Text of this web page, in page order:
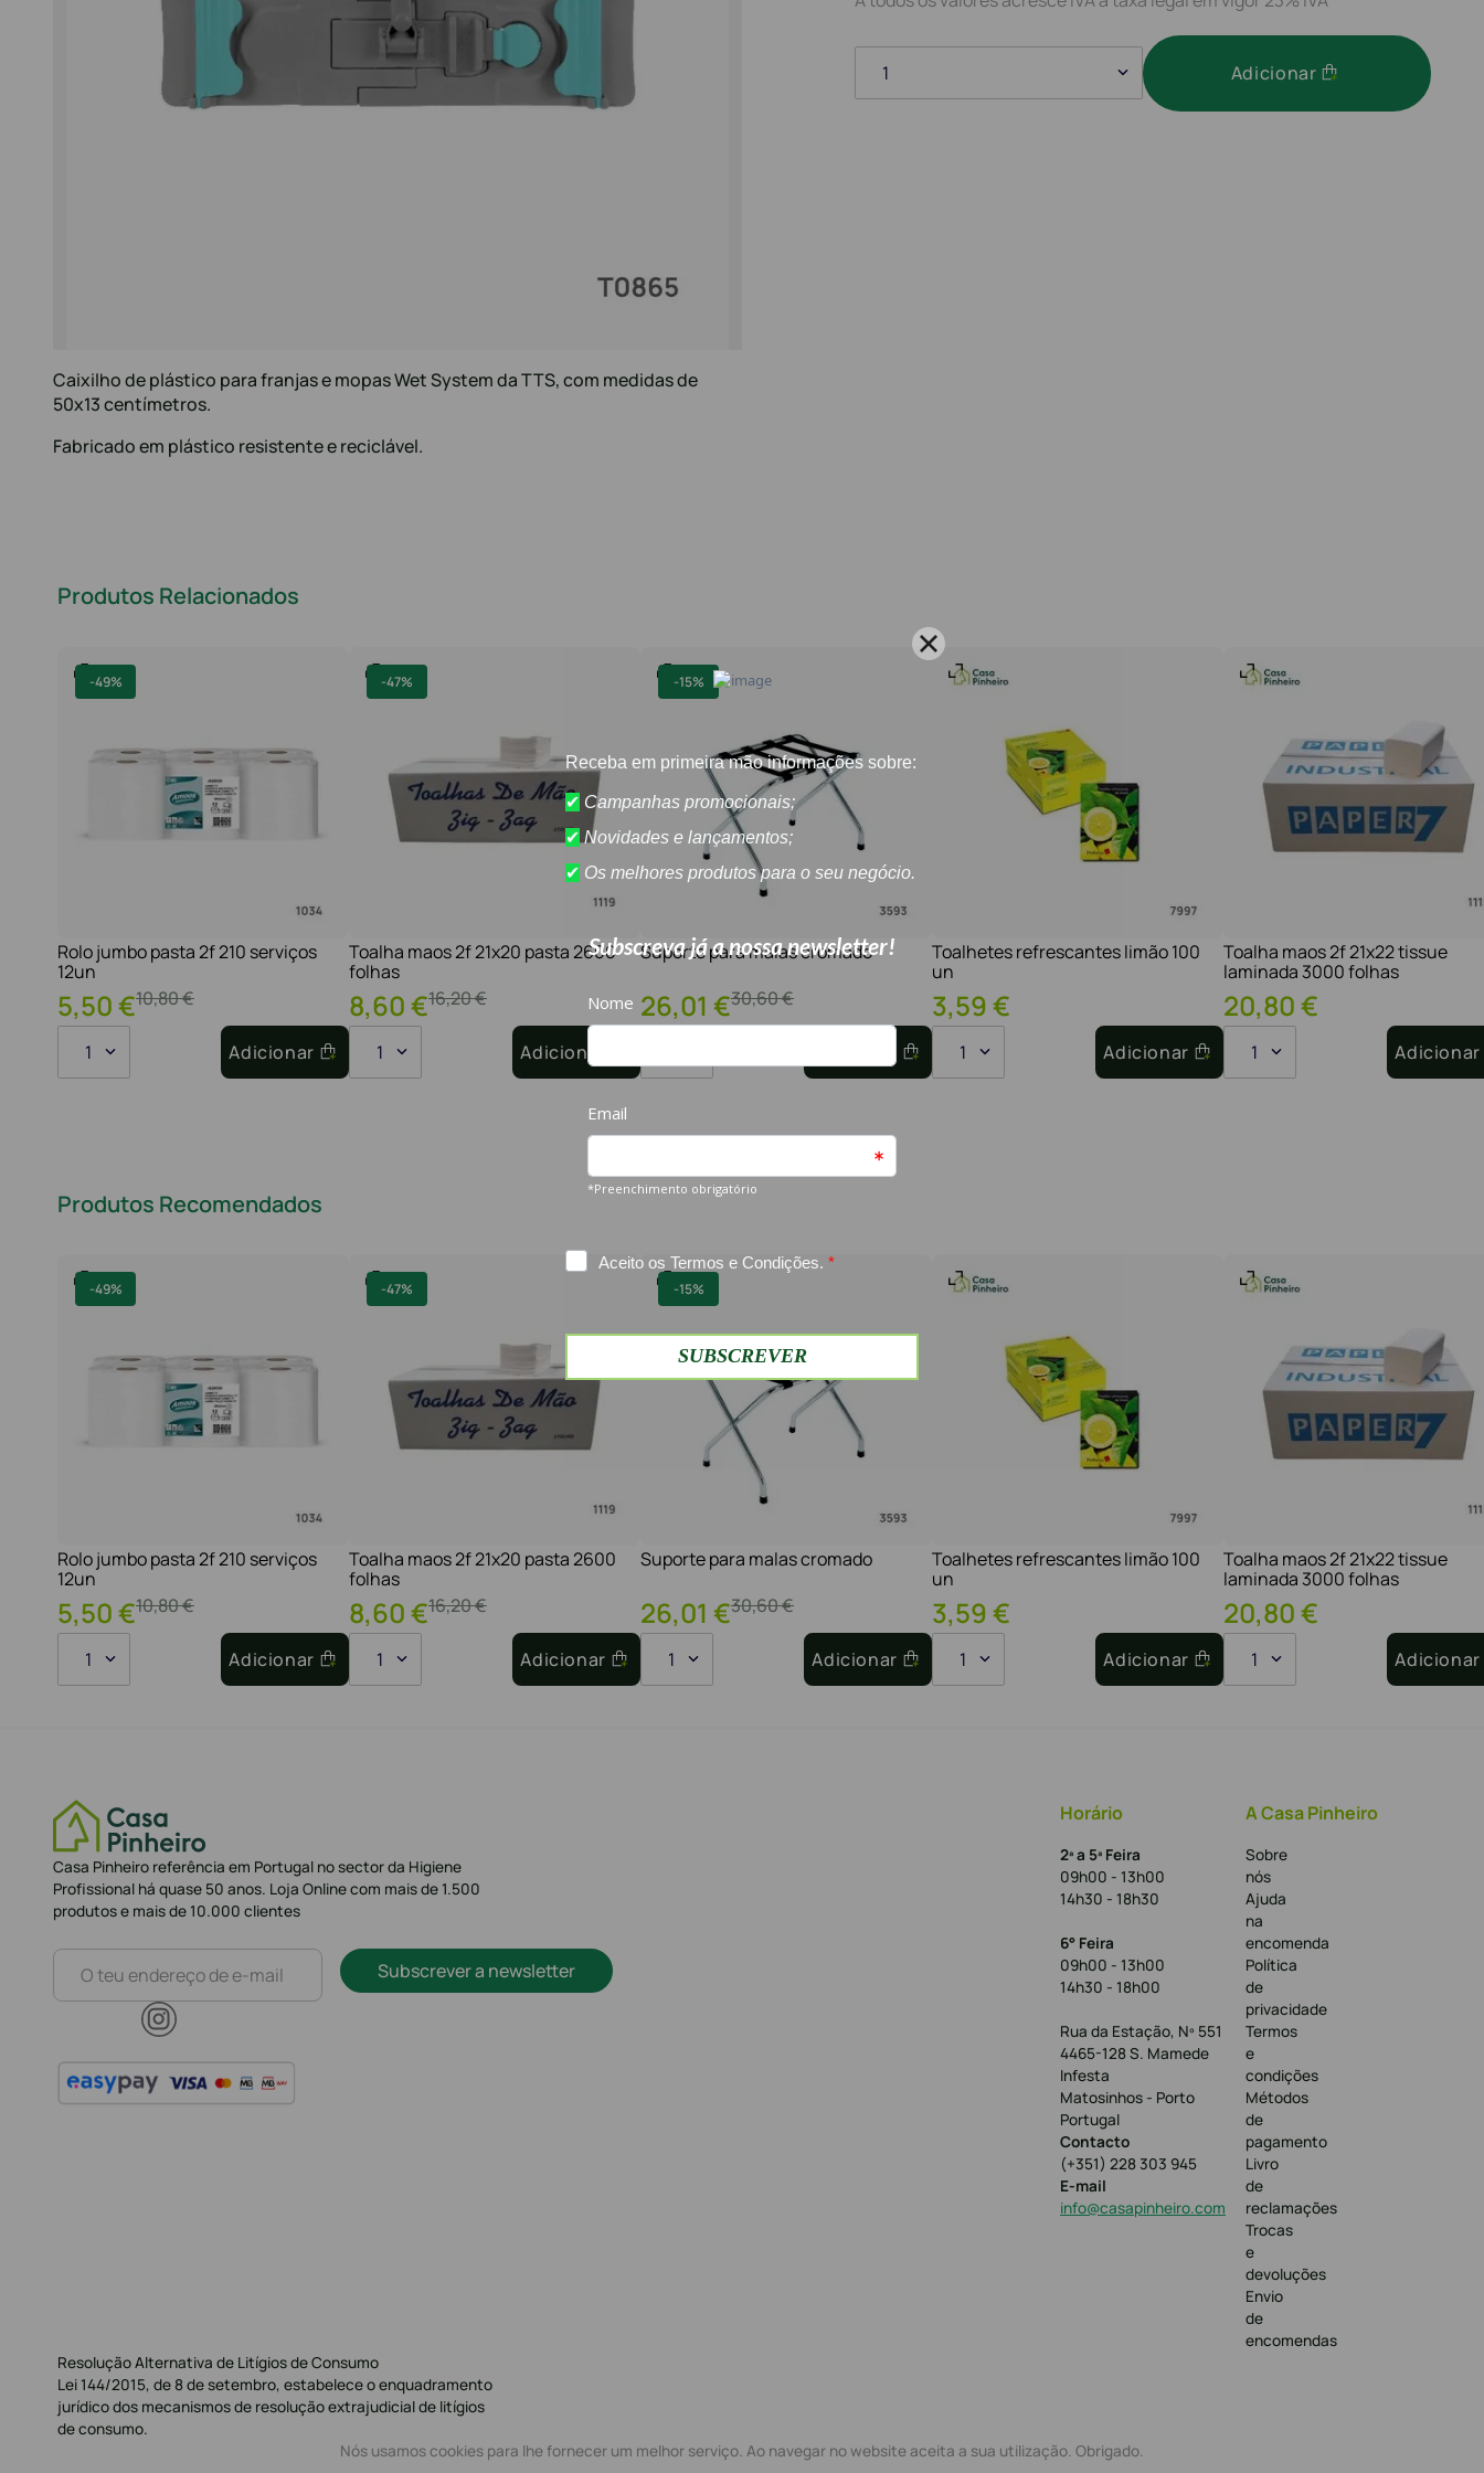
Caixilho de plástico para franjas e mopas Wet System da TTS, com medidas de
50x13 centímetros.
Fabricado em plástico resistente e reciclável.
1 Adicionar
Produtos Relacionados
-49%
Rolo jumbo pasta 2f 210 serviços
12un
10,80€
5,50€
1 Adicionar
-47%
Toalha maos 2f 21x20 pasta 2600
folhas
16,20€
8,60€
1 Adicionar
-15%
Suporte para malas cromado
30,60€
26,01 €
Toalhetes refrescantes limão 100
un
3,59€
1 Adicionar
Toalha maos 2f 21x22 tissue
laminada 3000 folhas
20,80€
1 Adicionar
Produtos Recomendados
-49%
Rolo jumbo pasta 2f 210 serviços
12un
10,80€
5,50€
1 Adicionar
-47%
Toalha maos 2f 21x20 pasta 2600
folhas
16,20€
8,60€
1 Adicionar
-15%
Suporte para malas cromado
30,60€
26,01 €
1 Adicionar
Toalhetes refrescantes limão 100
un
3,59€
1 Adicionar
Toalha maos 2f 21x22 tissue
laminada 3000 folhas
20,80€
1 Adicionar
Casa Pinheiro referência em Portugal no sector da Higiene
Profissional há quase 50 anos. Loja Online com mais de 1.500
produtos e mais de 10.000 clientes
Subscrever a newsletter
Horário
2ª a 5ª Feira
09h00 - 13h00
14h30 - 18h30
6° Feira
09h00 - 13h00
14h30 - 18h00
Rua da Estação, Nº 551
4465-128 S. Mamede
Infesta
Matosinhos - Porto
Portugal
Contacto
(+351) 228 303 945
E-mail
info@casapinheiro.com
A Casa Pinheiro
Sobre
nós
Ajuda
na
encomenda
Política
de
privacidade
Termos
e
condições
Métodos
de
pagamento
Livro
de
reclamações
Trocas
e
devoluções
Envio
de
encomendas
Resolução Alternativa de Litígios de Consumo
Lei 144/2015, de 8 de setembro, estabelece o enquadramento
jurídico dos mecanismos de resolução extrajudicial de litígios
de consumo.
Nós usamos cookies para lhe fornecer um melhor serviço. Ao navegar no website aceita a sua utilização. Obrigado.